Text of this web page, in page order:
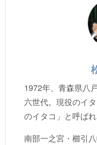
1972年、青森県八
六世代。現役のイ
のイタコ」と呼ばれ
南部一之宮・櫛引